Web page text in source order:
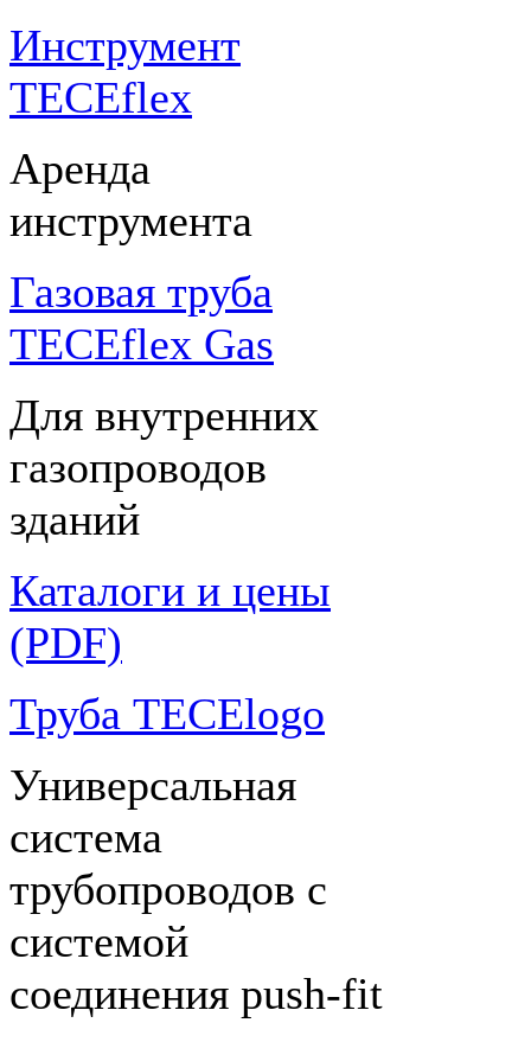
Инструмент
TECEflex
Аренда
инструмента
Газовая труба
TECEflex Gas
Для внутренних
газопроводов
зданий
Каталоги и цены
(PDF)
Труба TECElogo
Универсальная
система
трубопроводов с
системой
соединения push-fit